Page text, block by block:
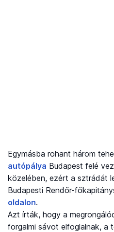
Egymásba rohant három
autópálya Budapest felé
közelében, ezért a sztrádát
Budapesti Rendőr-
oldalon.
Azt írták, hogy a
forgalmi sávot elfoglalnak, a